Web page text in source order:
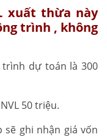
xuất thừa này
trình , không
trình dự toán là 300
50 triệu.
sẽ ghi nhận giá vốn